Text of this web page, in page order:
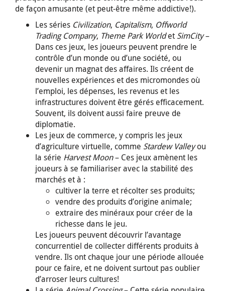
de façon amusante (et peut-être même addictive!).
Les séries Civilization, Capitalism, Offworld
Trading Company, Theme Park Worldet SimCity–
Dans ces jeux, les joueurs peuvent prendre le
contrôle d’un monde ou d’une société, ou
devenir un magnat des affaires. Ils créent de
nouvelles expériences et des micromondes où
l’emploi, les dépenses, les revenus et les
infrastructures doivent être gérés efficacement.
Souvent, ils doivent aussi faire preuve de
diplomatie.
Les jeux de commerce, y compris les jeux
d’agriculture virtuelle, comme Stardew Valleyou
la série Harvest Moon– Ces jeux amènent les
joueurs à se familiariser avec la stabilité des
marchés et à :
cultiver la terre et récolter ses produits;
vendre des produits d’origine animale;
extraire des minéraux pour créer de la
richesse dans le jeu.
Les joueurs peuvent découvrir l’avantage
concurrentiel de collecter différents produits à
vendre. Ils ont chaque jour une période allouée
pour ce faire, et ne doivent surtout pas oublier
d’arroser leurs cultures!